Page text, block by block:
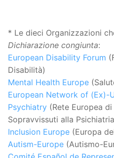
* Le dieci Organizzazioni
Dichiarazione congiunta:
European Disability Forum
Disabilità)
Mental Health Europe
European Network of (Ex)-
Psychiatry (Rete Europea
Sopravvissuti alla
Inclusion Europe (Europa
Autism-Europe (Autismo-